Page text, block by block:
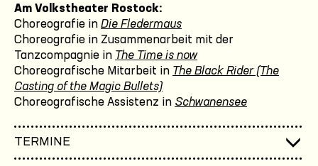
Am Volkstheater Rostock:
Choreografie in Die Fledermaus
Choreografie in Zusammenarbeit mit der
Tanzcompagnie in The Time is now
Choreografische Mitarbeit in The Black Rider (The
Casting of the Magic Bullets)
Choreografische Assistenz in Schwanensee
TERMINE